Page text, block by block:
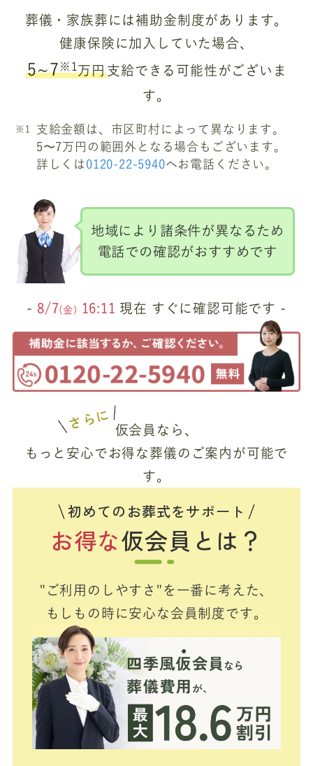
葬儀・家族葬には補助金制度があります。
健康保険に加入していた場合、
5~7※1 万円支給できる可能性がございま
す。
支給金額は、市区町村によって異なります。
5〜7万円の範囲外となる場合もございます。
詳しくは 0120-22-5940へお電話ください。
地域により諸条件が異なるため
電話での確認がおすすめです
- 8/7(金) 16:11 現在 すぐに確認可能です -
さらに 仮会員なら、
もっと安心でお得な葬儀のご案内が可能で
す。
初めてのお葬式をサポート
お得な仮会員とは？
"ご利用のしやすさ"を一番に考えた、
もしもの時に安心な会員制度です。